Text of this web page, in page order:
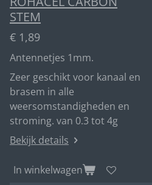
STEM
€ 1,89
Antennetjes 1mm.
Zeer geschikt voor kanaal en
brasem in alle
weersomstandigheden en
stroming. van 0.3 tot 4g
Bekijk details
In winkelwagen